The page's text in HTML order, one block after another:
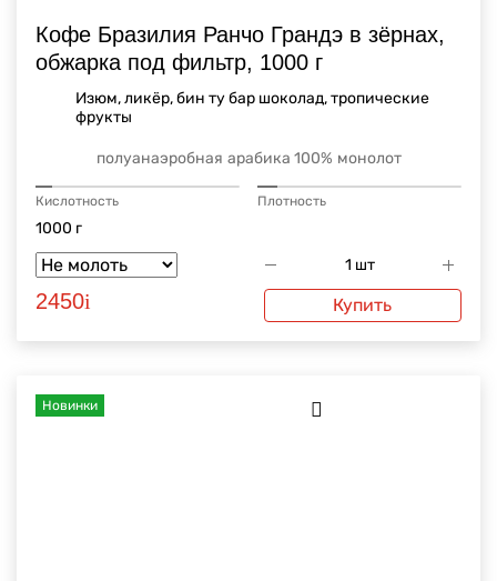
Кофе Бразилия Ранчо Грандэ в зёрнах,
обжарка под фильтр, 1000 г
Изюм, ликёр, бин ту бар шоколад, тропические
фрукты
полуанаэробная арабика 100% монолот
Кислотность Плотность
1000 г
2450i Купить
Новинки